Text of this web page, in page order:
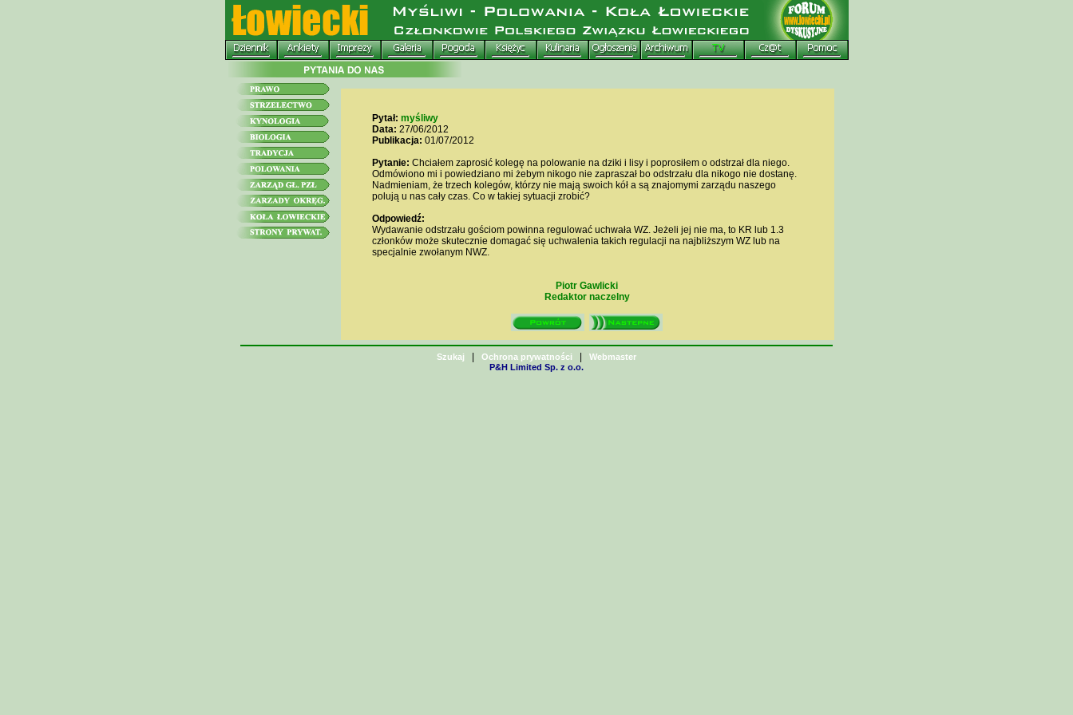
Pytał: myśliwy
Data: 27/06/2012
Publikacja: 01/07/2012
Pytanie: Chciałem zaprosić kolegę na polowanie na dziki i lisy i poprosiłem o odstrzał dla niego.
Odmówiono mi i powiedziano mi żebym nikogo nie zapraszał bo odstrzału dla nikogo nie dostanę.
Nadmieniam, że trzech kolegów, którzy nie mają swoich kół a są znajomymi zarządu naszego
polują u nas cały czas. Co w takiej sytuacji zrobić?
Odpowiedź:
Wydawanie odstrzału gościom powinna regulować uchwała WZ. Jeżeli jej nie ma, to KR lub 1.3
członków może skutecznie domagać się uchwalenia takich regulacji na najbliższym WZ lub na
specjalnie zwołanym NWZ.
Piotr Gawlicki
Redaktor naczelny
Szukaj Ochrona prywatności
Webmaster
P&H Limited Sp. z o.o.